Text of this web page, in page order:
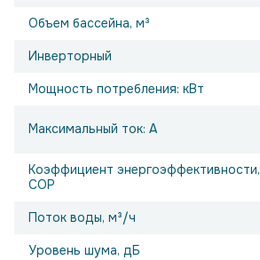
Объем бассейна, м³
Инверторный
Мощность потребления: кВт
Максимальный ток: А
Коэффициент энергоэффективности,
COP
Поток воды, м³/ч
Уровень шума, дБ